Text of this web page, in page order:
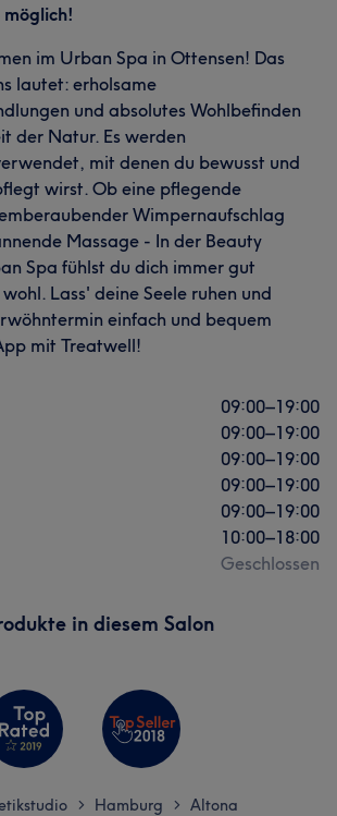
im Urban Spa in Ottensen! Das
lautet: erholsame
und absolutes Wohlbefinden
der Natur. Es werden
mit denen du bewusst und
wirst. Ob eine pflegende
Wimpernaufschlag
Massage - In der Beauty
Spa fühlst du dich immer gut
Lass' deine Seele ruhen und
einfach und bequem
mit Treatwell!
09:00–19:00
09:00–19:00
09:00–19:00
09:00–19:00
09:00–19:00
10:00–18:00
Geschlossen
in diesem Salon
> Hamburg > Altona